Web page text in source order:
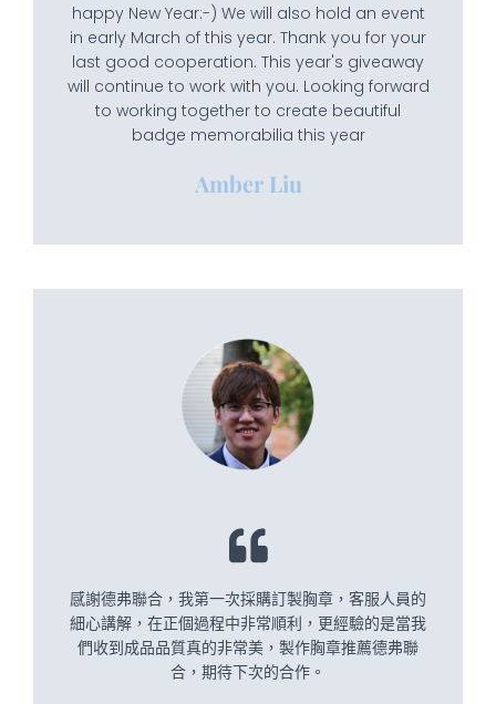
happy New Year:-) We will also hold an event
in early March of this year. Thank you for your
last good cooperation. This year's giveaway
will continue to work with you. Looking forward
to working together to create beautiful
badge memorabilia this year
Amber Liu
感謝德弗聯合，我第一次採購訂製胸章，客服人員的
細心講解，在正個過程中非常順利，更經驗的是當我
們收到成品品質真的非常美，製作胸章推薦德弗聯
合，期待下次的合作。